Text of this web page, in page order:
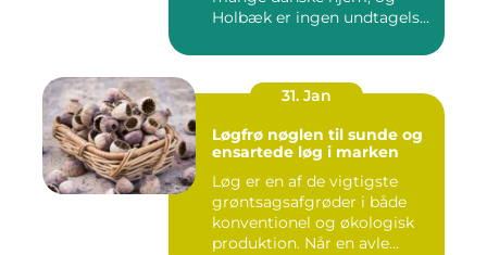
Holbæk er ingen undtagels...
31. Jan
Løgfrø nøglen til sunde og
ensartede løg i marken
Løg er en af de vigtigste
grøntsagsafgrøder i både
konventionel og økologisk
produktion. Når en avle...